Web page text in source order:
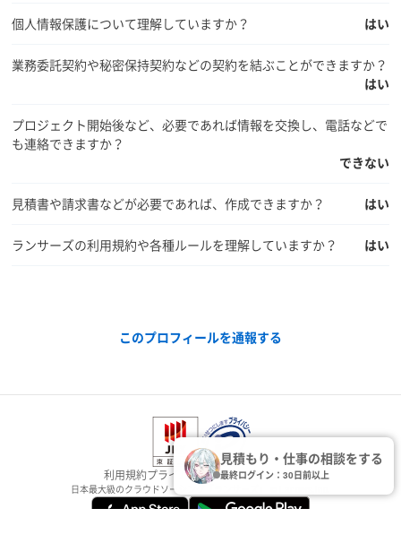
個人情報保護について理解していますか？ はい
業務委託契約や秘密保持契約などの契約を結ぶことができますか？
はい
プロジェクト開始後など、必要であれば情報を交換し、電話などで
も連絡できますか？
できない
見積書や請求書などが必要であれば、作成できますか？ はい
ランサーズの利用規約や各種ルールを理解していますか？ はい
このプロフィールを通報する
見積もり・仕事の相談をする
最終ログイン：30日前以上
利用規約プライバシー安心安全行動指針
日本最大級のクラウドソーシング「ランサーズ」